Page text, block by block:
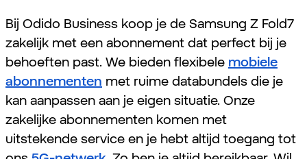
Bij Odido Business koop je de Samsung Z Fold7
zakelijk met een abonnement dat perfect bij je
behoeften past. We bieden flexibele mobiele
abonnementen met ruime databundels die je
kan aanpassen aan je eigen situatie. Onze
zakelijke abonnementen komen met
uitstekende service en je hebt altijd toegang tot